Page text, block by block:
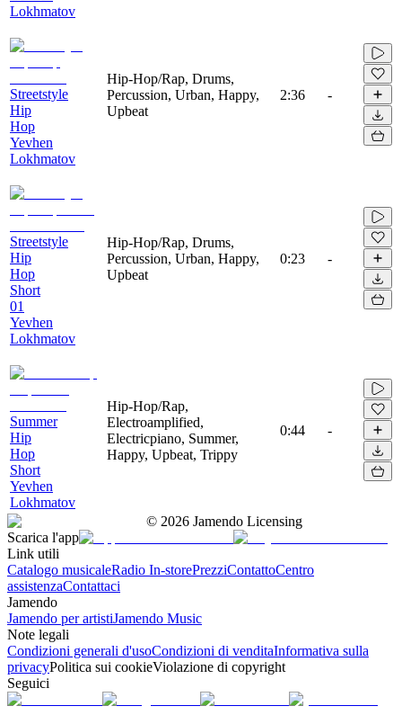
Lokhmatov
Streetstyle
Hip
Hop
Yevhen
Lokhmatov
Hip-Hop/Rap, Drums,
Percussion, Urban, Happy,
Upbeat
2:36 -
Streetstyle
Hip
Hop
Short
01
Yevhen
Lokhmatov
Hip-Hop/Rap, Drums,
Percussion, Urban, Happy,
Upbeat
0:23 -
Summer
Hip
Hop
Short
Yevhen
Lokhmatov
Hip-Hop/Rap,
Electroamplified,
Electricpiano, Summer,
Happy, Upbeat, Trippy
0:44 -
© 2026 Jamendo Licensing
Scarica l'app
Link utili
Catalogo musicaleRadio In-storePrezziContattoCentro
assistenzaContattaci
Jamendo
Jamendo per artistiJamendo Music
Note legali
Condizioni generali d'usoCondizioni di venditaInformativa sulla
privacyPolitica sui cookieViolazione di copyright
Seguici